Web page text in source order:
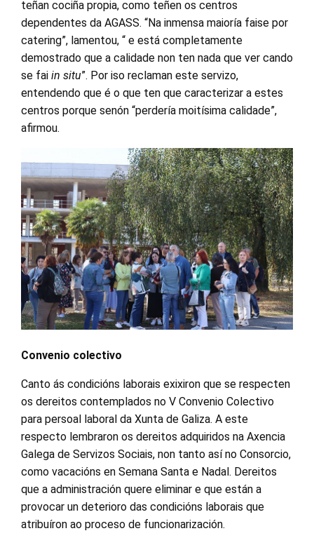
teñan cociña propia, como teñen os centros
dependentes da AGASS. “Na inmensa maioría faise por
catering”, lamentou, “ e está completamente
demostrado que a calidade non ten nada que ver cando
se fai in situ”. Por iso reclaman este servizo,
entendendo que é o que ten que caracterizar a estes
centros porque senón “perdería moitísima calidade”,
afirmou.
Convenio colectivo
Canto ás condicións laborais exixiron que se respecten
os dereitos contemplados no V Convenio Colectivo
para persoal laboral da Xunta de Galiza. A este
respecto lembraron os dereitos adquiridos na Axencia
Galega de Servizos Sociais, non tanto así no Consorcio,
como vacacións en Semana Santa e Nadal. Dereitos
que a administración quere eliminar e que están a
provocar un deterioro das condicións laborais que
atribuíron ao proceso de funcionarización.